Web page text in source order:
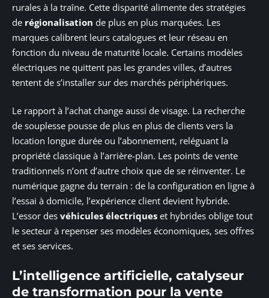
rurales à la traîne. Cette disparité alimente des stratégies
de régionalisation de plus en plus marquées. Les
marques calibrent leurs catalogues et leur réseau en
fonction du niveau de maturité locale. Certains modèles
électriques ne quittent pas les grandes villes, d’autres
tentent de s’installer sur des marchés périphériques.
Le rapport à l’achat change aussi de visage. La recherche
de souplesse pousse de plus en plus de clients vers la
location longue durée ou l’abonnement, reléguant la
propriété classique à l’arrière-plan. Les points de vente
traditionnels n’ont d’autre choix que de se réinventer. Le
numérique gagne du terrain : de la configuration en ligne à
l’essai à domicile, l’expérience client devient hybride.
L’essor des véhicules électriques et hybrides oblige tout
le secteur à repenser ses modèles économiques, ses offres
et ses services.
L’intelligence artificielle, catalyseur
de transformation pour la vente